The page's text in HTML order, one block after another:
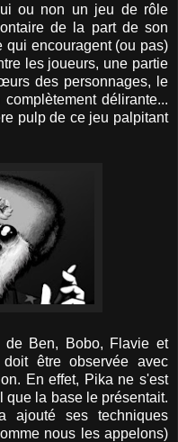
ou non un jeu de rôle
de la part de son
qui encouragent (ou pas)
les joueurs, une partie
des personnages, le
délirante...
pulp de ce jeu palpitant
de Ben, Bobo, Flavie et
être observée avec
En effet, Pika ne s'est
que la base le présentait.
ajouté ses techniques
nous les appelons)